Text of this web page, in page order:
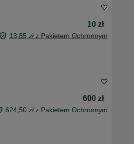
10 zł
13,85 zł z Pakietem Ochronnym
600 zł
624,50 zł z Pakietem Ochronnym